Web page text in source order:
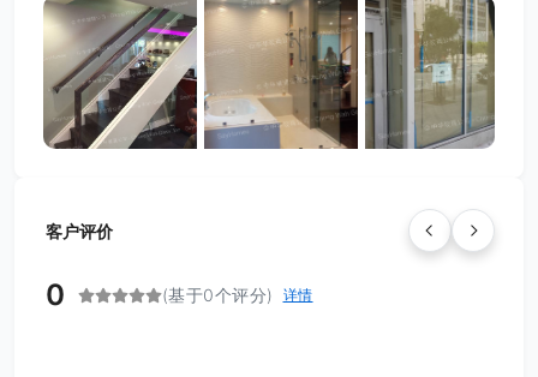
客户评价
0 (基于0个评分) 详情